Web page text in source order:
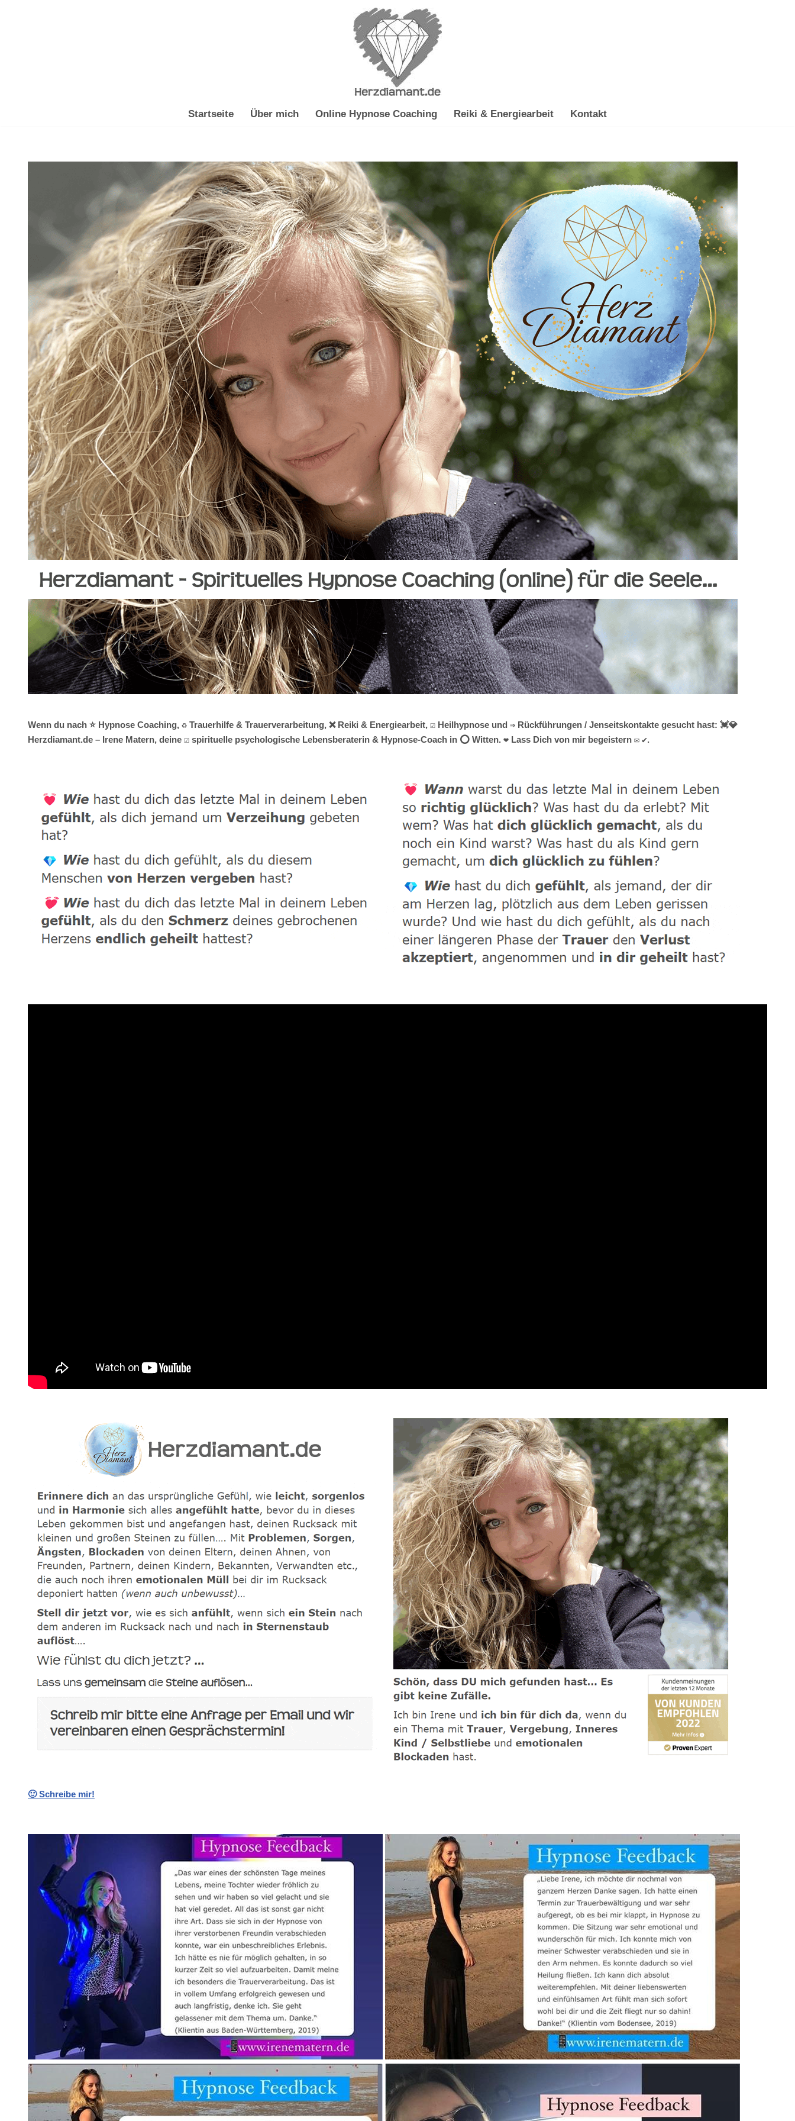
Startseite Über mich Online Hypnose Coaching Reiki & Energiearbeit Kontakt
Wenn du nach ⭐ Hypnose Coaching, ♻ Trauerhilfe & Trauerverarbeitung, ❌ Reiki & Energiearbeit, ☑️ Heilhypnose und ⇒ Rückführungen / Jenseitskontakte gesucht hast: 💓️💎
Herzdiamant.de – Irene Matern, deine ☑️ spirituelle psychologische Lebensberaterin & Hypnose-Coach in ⭕ Witten. ❤ Lass Dich von mir begeistern ✉ ✔.
🙂 Schreibe mir!